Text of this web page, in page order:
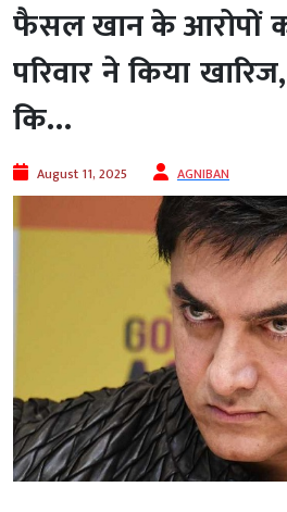
फैसल खान के आरोपों
परिवार ने किया
कि…
August 11, 2025 AGNIBAN